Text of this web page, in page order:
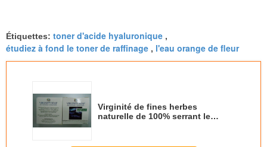
Étiquettes: toner d'acide hyaluronique ,
étudiez à fond le toner de raffinage , l'eau orange de fleur
Virginité de fines herbes
naturelle de 100% serrant le